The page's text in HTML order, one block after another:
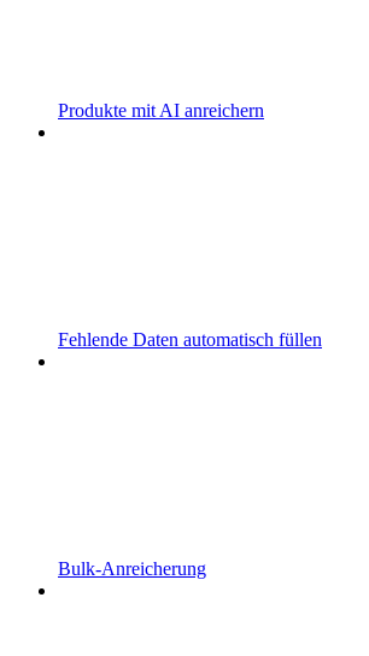
Produkte mit AI anreichern
Fehlende Daten automatisch füllen
Bulk-Anreicherung